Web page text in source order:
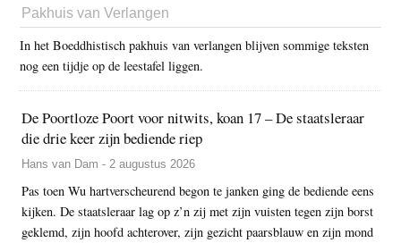
Pakhuis van Verlangen
In het Boeddhistisch pakhuis van verlangen blijven sommige teksten
nog een tijdje op de leestafel liggen.
De Poortloze Poort voor nitwits, koan 17 – De staatsleraar
die drie keer zijn bediende riep
Hans van Dam - 2 augustus 2026
Pas toen Wu hartverscheurend begon te janken ging de bediende eens
kijken. De staatsleraar lag op z’n zij met zijn vuisten tegen zijn borst
geklemd, zijn hoofd achterover, zijn gezicht paarsblauw en zijn mond